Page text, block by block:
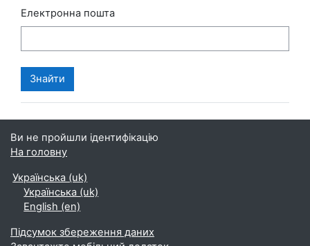
Електронна пошта
Ви не пройшли ідентифікацію
На головну
Українська ‎(uk)‎
Українська ‎(uk)‎
English ‎(en)‎
Підсумок збереження даних